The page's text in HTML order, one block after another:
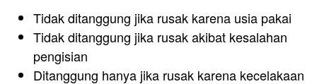
Tidak ditanggung jika rusak karena usia pakai
Tidak ditanggung jika rusak akibat kesalahan
pengisian
Ditanggung hanya jika rusak karena kecelakaan